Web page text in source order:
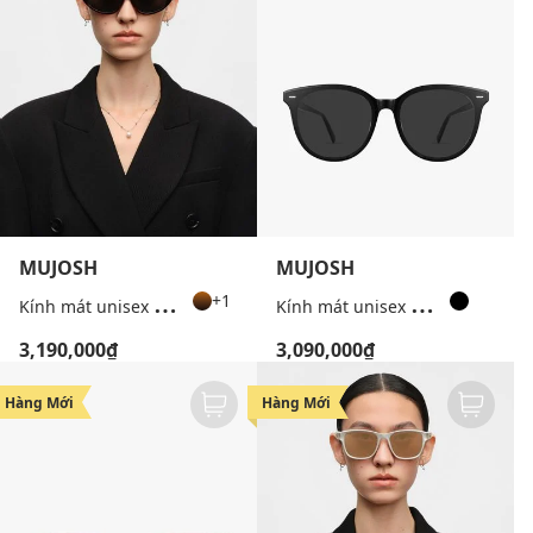
MUJOSH
K
ính mát unisex gọng mắt mèo +1
3,190,000₫
MUJOSH
K
ính mát unisex gọng tròn thời trang
3,090,000₫
Hàng Mới Hàng Mới